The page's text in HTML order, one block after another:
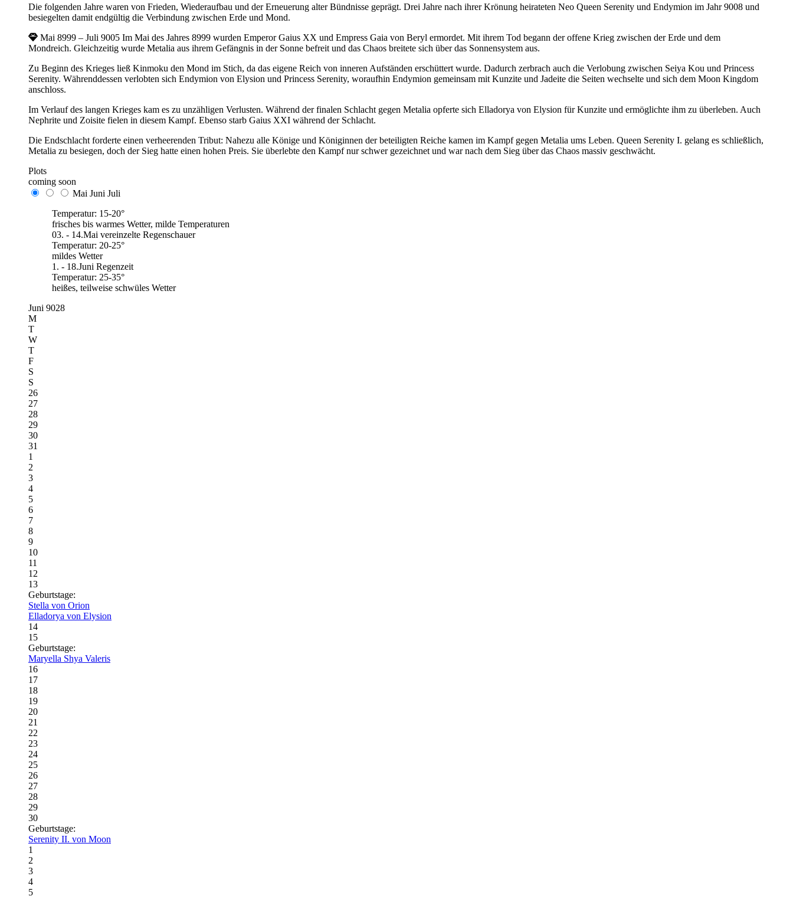
Die folgenden Jahre waren von Frieden, Wiederaufbau und der Erneuerung alter Bündnisse geprägt. Drei Jahre nach ihrer Krönung heirateten Neo Queen Serenity und Endymion im Jahr 9008 und
besiegelten damit endgültig die Verbindung zwischen Erde und Mond.
Mai 8999 – Juli 9005 Im Mai des Jahres 8999 wurden Emperor Gaius XX und Empress Gaia von Beryl ermordet. Mit ihrem Tod begann der offene Krieg zwischen der Erde und dem
Mondreich. Gleichzeitig wurde Metalia aus ihrem Gefängnis in der Sonne befreit und das Chaos breitete sich über das Sonnensystem aus.
Zu Beginn des Krieges ließ Kinmoku den Mond im Stich, da das eigene Reich von inneren Aufständen erschüttert wurde. Dadurch zerbrach auch die Verlobung zwischen Seiya Kou und Princess
Serenity. Währenddessen verlobten sich Endymion von Elysion und Princess Serenity, woraufhin Endymion gemeinsam mit Kunzite und Jadeite die Seiten wechselte und sich dem Moon Kingdom
anschloss.
Im Verlauf des langen Krieges kam es zu unzähligen Verlusten. Während der finalen Schlacht gegen Metalia opferte sich Elladorya von Elysion für Kunzite und ermöglichte ihm zu überleben. Auch
Nephrite und Zoisite fielen in diesem Kampf. Ebenso starb Gaius XXI während der Schlacht.
Die Endschlacht forderte einen verheerenden Tribut: Nahezu alle Könige und Königinnen der beteiligten Reiche kamen im Kampf gegen Metalia ums Leben. Queen Serenity I. gelang es schließlich,
Metalia zu besiegen, doch der Sieg hatte einen hohen Preis. Sie überlebte den Kampf nur schwer gezeichnet und war nach dem Sieg über das Chaos massiv geschwächt.
Plots
coming soon
Mai Juni Juli
Temperatur: 15-20°
frisches bis warmes Wetter, milde Temperaturen
03. - 14.Mai vereinzelte Regenschauer
Temperatur: 20-25°
mildes Wetter
1. - 18.Juni Regenzeit
Temperatur: 25-35°
heißes, teilweise schwüles Wetter
Juni 9028
M
T
W
T
F
S
S
26
27
28
29
30
31
1
2
3
4
5
6
7
8
9
10
11
12
13
Geburtstage:
Stella von Orion
Elladorya von Elysion
14
15
Geburtstage:
Maryella Shya Valeris
16
17
18
19
20
21
22
23
24
25
26
27
28
29
30
Geburtstage:
Serenity II. von Moon
1
2
3
4
5